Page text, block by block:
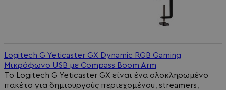
Logitech G Yeticaster GX Dynamic RGB Gaming
Μικρόφωνο USB με Compass Boom Arm
Το Logitech G Yeticaster GX είναι ένα ολοκληρωμένο
πακέτο για δημιουργούς περιεχομένου, streamers,